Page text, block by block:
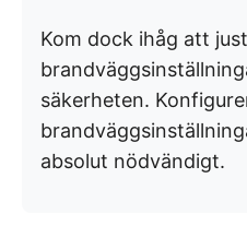
Kom dock ihåg att
säkerheten.
absolut nödvändigt.